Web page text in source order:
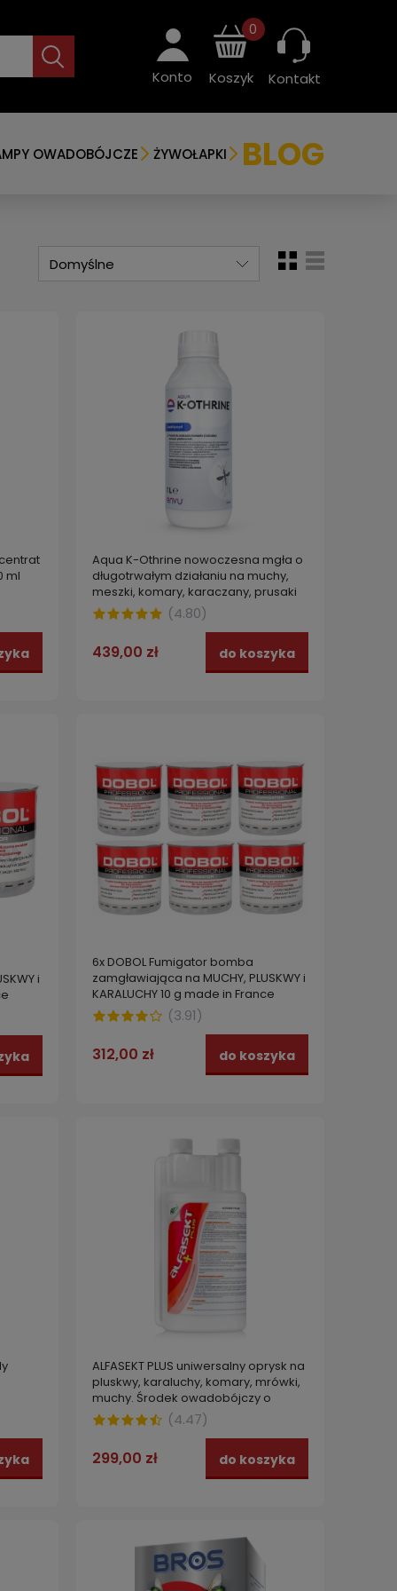
Konto Koszyk
0
Kontakt
OWADOBÓJCZE ŻYWOŁAPKI BLOG
ml
Aqua K-Othrine nowoczesna mgła o
długotrwałym działaniu na muchy,
meszki, komary, karaczany, prusaki
ENVU 1 l
(4.80)
439,00 zł do koszyka
i
6x DOBOL Fumigator bomba
zamgławiająca na MUCHY, PLUSKWY i
KARALUCHY 10 g made in France
(3.91)
312,00 zł do koszyka
ALFASEKT PLUS uniwersalny oprysk na
pluskwy, karaluchy, komary, mrówki,
muchy. Środek owadobójczy o
wzmocnionym działaniu 1 L
(4.47)
299,00 zł do koszyka